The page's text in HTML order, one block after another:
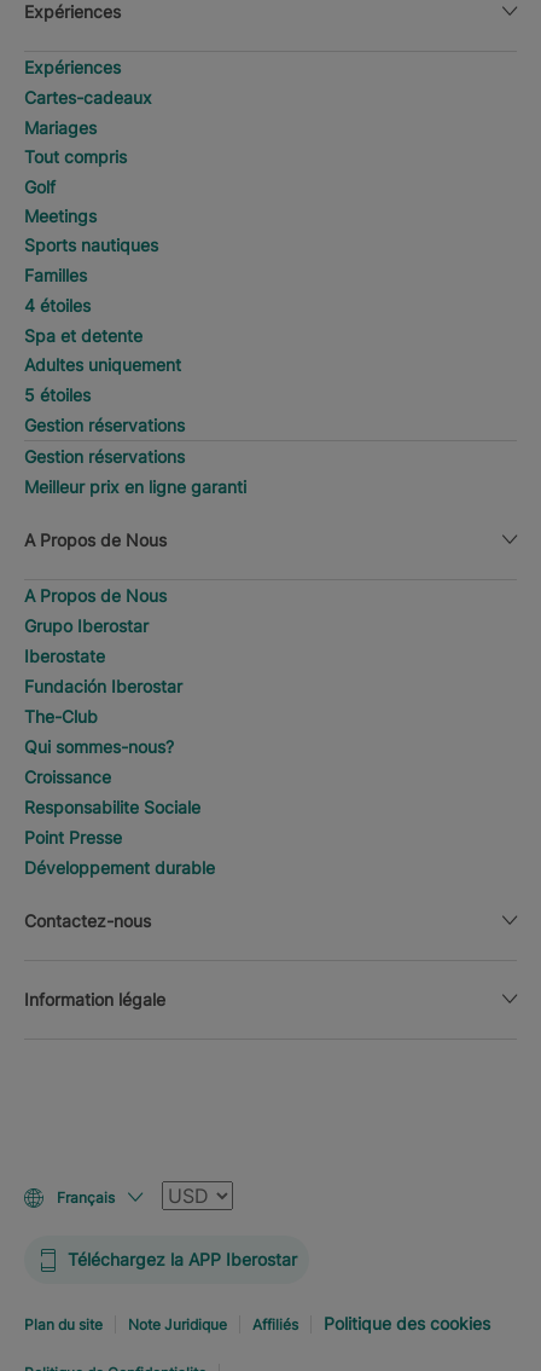
Expériences
Expériences
Cartes-cadeaux
Mariages
Tout compris
Golf
Meetings
Sports nautiques
Familles
4 étoiles
Spa et detente
Adultes uniquement
5 étoiles
Gestion réservations
Gestion réservations
Meilleur prix en ligne garanti
A Propos de Nous
A Propos de Nous
Grupo Iberostar
Iberostate
Fundación Iberostar
The-Club
Qui sommes-nous?
Croissance
Responsabilite Sociale
Point Presse
Développement durable
Contactez-nous
Information légale
Français Devise
Téléchargez la APP Iberostar
Plan du site Note Juridique Affiliés Politique des cookies